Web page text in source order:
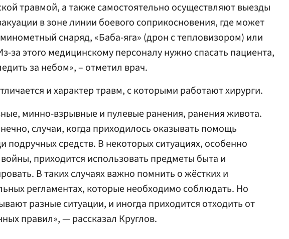
травмой, а также самостоятельно осуществляют выезды
в зоне линии боевого соприкосновения, где может
снаряд, «Баба-яга» (дрон с тепловизором) или
за этого медицинскому персоналу нужно спасать пациента,
за небом», – отметил врач.
и характер травм, с которыми работают хирурги.
минно-взрывные и пулевые ранения, ранения живота.
случаи, когда приходилось оказывать помощь
подручных средств. В некоторых ситуациях, особенно
войны, приходится использовать предметы быта и
В таких случаях важно помнить о жёстких и
регламентах, которые необходимо соблюдать. Но
разные ситуации, и иногда приходится отходить от
правил», — рассказал Круглов.